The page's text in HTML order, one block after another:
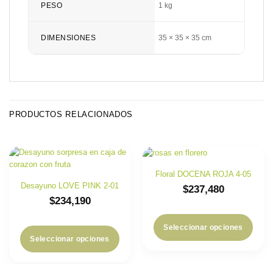
PESO 1 kg
DIMENSIONES 35 × 35 × 35 cm
PRODUCTOS RELACIONADOS
Desayuno LOVE PINK 2-01
$234,190
Seleccionar opciones
Floral DOCENA ROJA 4-05
$237,480
Seleccionar opciones